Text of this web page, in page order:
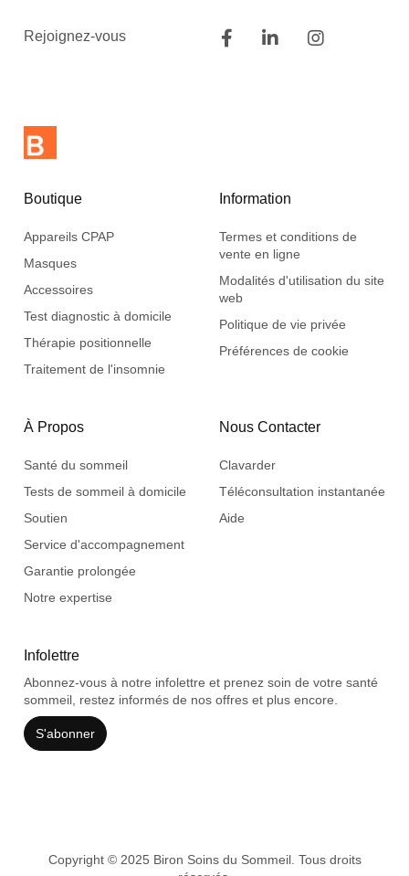
Rejoignez-vous
Boutique
Appareils CPAP
Masques
Accessoires
Test diagnostic à domicile
Thérapie positionnelle
Traitement de l'insomnie
Information
Termes et conditions de
vente en ligne
Modalités d'utilisation du site
web
Politique de vie privée
Préférences de cookie
À Propos
Santé du sommeil
Tests de sommeil à domicile
Soutien
Service d'accompagnement
Garantie prolongée
Notre expertise
Nous Contacter
Clavarder
Téléconsultation instantanée
Aide
Infolettre
Abonnez-vous à notre infolettre et prenez soin de votre santé
sommeil, restez informés de nos offres et plus encore.
S'abonner
Copyright © 2025 Biron Soins du Sommeil. Tous droits